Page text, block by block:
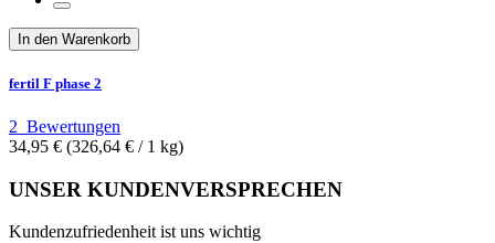
In den Warenkorb
fertil F phase 2
2 Bewertungen
34,95 € (326,64 €­ / 1 kg)
UNSER KUNDENVERSPRECHEN
Kundenzufriedenheit ist uns wichtig